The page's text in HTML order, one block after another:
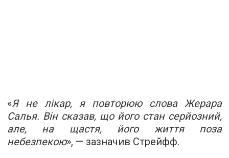
«Я не лікар, я повторюю слова Жерара
Салья. Він сказав, що його стан серйозний,
але, на щастя, його життя поза
небезпекою», — зазначив Стрейфф.